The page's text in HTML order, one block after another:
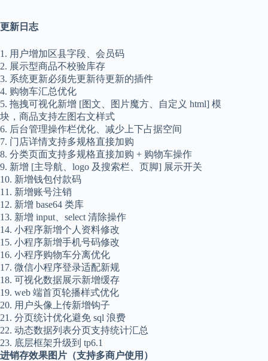
更新日志
1. 用户增加区县字段、会员码
2. 展示型商品不校验库存
3. 系统更新必须先更新待更新的插件
4. 购物车汇总优化
5. 拖拽可视化新增 [图文、图片魔方、自定义 html] 模
块，商品支持左图右文样式
6. 后台管理操作栏优化、减少上下占据空间
7. 门店详情支持多规格直接加购
8. 分类页面支持多规格直接加购 + 购物车操作
9. 新增 [主导航、logo 及搜索栏、页脚] 展示开关
10. 新增钱包付款码
11. 新增账号注销
12. 新增 base64 类库
13. 新增 input、select 清除操作
14. 小程序新增个人资料修改
15. 小程序新增手机号码修改
16. 小程序购物车分离优化
17. 微信小程序登录适配新规
18. 可视化数据展示新增缓存
19. web 端首页轮播样式优化
20. 用户头像上传新增钩子
21. 分页统计优化避免 sql 浪费
22. 动态数据列表分页支持统计汇总
23. 底层框架升级到 tp6.1
进销存效果图片（支持多商户使用）